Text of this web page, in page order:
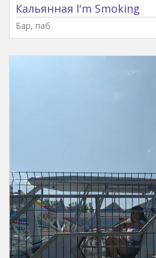
Кальянная I'm Smoking
Бар, паб